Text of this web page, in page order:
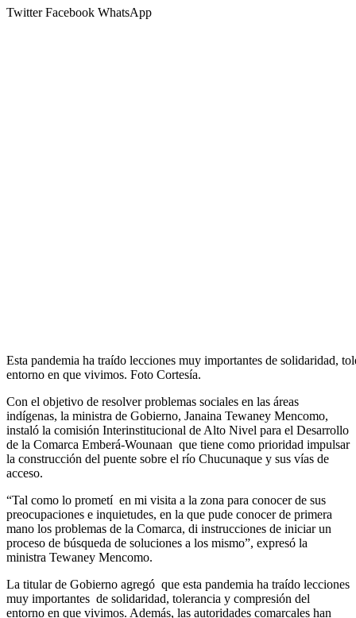
TwitterFacebook WhatsApp
Esta pandemia ha traído lecciones muy importantes de solidaridad,
entorno en que vivimos. Foto Cortesía.
Con el objetivo de resolver problemas sociales en las áreas
indígenas, la ministra de Gobierno, Janaina Tewaney Mencomo,
instaló la comisión Interinstitucional de Alto Nivel para el Desarrollo
de la Comarca Emberá-Wounaan que tiene como prioridad impulsar
la construcción del puente sobre el río Chucunaque y sus vías de
acceso.
“Tal como lo prometí en mi visita a la zona para conocer de sus
preocupaciones e inquietudes, en la que pude conocer de primera
mano los problemas de la Comarca, di instrucciones de iniciar un
proceso de búsqueda de soluciones a los mismo”, expresó la
ministra Tewaney Mencomo.
La titular de Gobierno agregó que esta pandemia ha traído lecciones
muy importantes de solidaridad, tolerancia y compresión del
entorno en que vivimos. Además, las autoridades comarcales han